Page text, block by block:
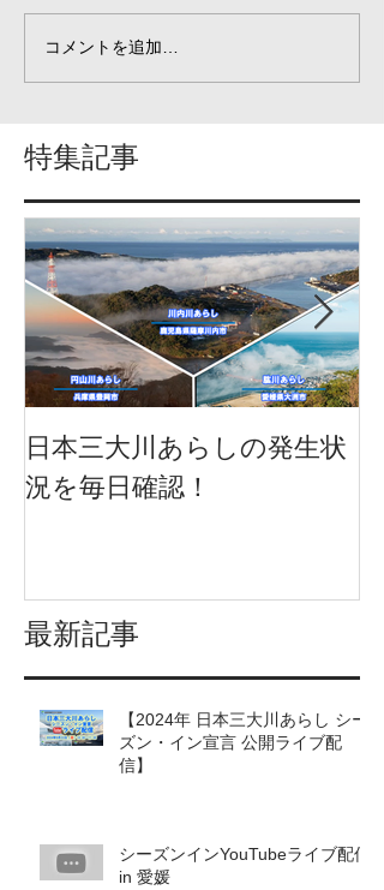
コメントを追加…
特集記事
日本三大川あらしの発生状
況を毎日確認！
最新記事
【2024年 日本三大川あらし シー
ズン・イン宣言 公開ライブ配
信】
シーズンインYouTubeライブ配信
in 愛媛